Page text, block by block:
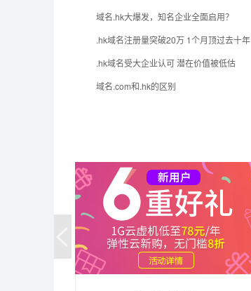
域名.hk大爆发，知名企业全面启用？
.hk域名注册量突破20万 1个月顶过去十年
.hk域名受大企业认可 潜在价值被低估
域名.com和.hk的区别